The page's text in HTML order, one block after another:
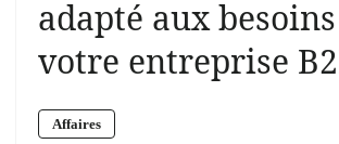
adapté aux
votre entreprise
Affaires